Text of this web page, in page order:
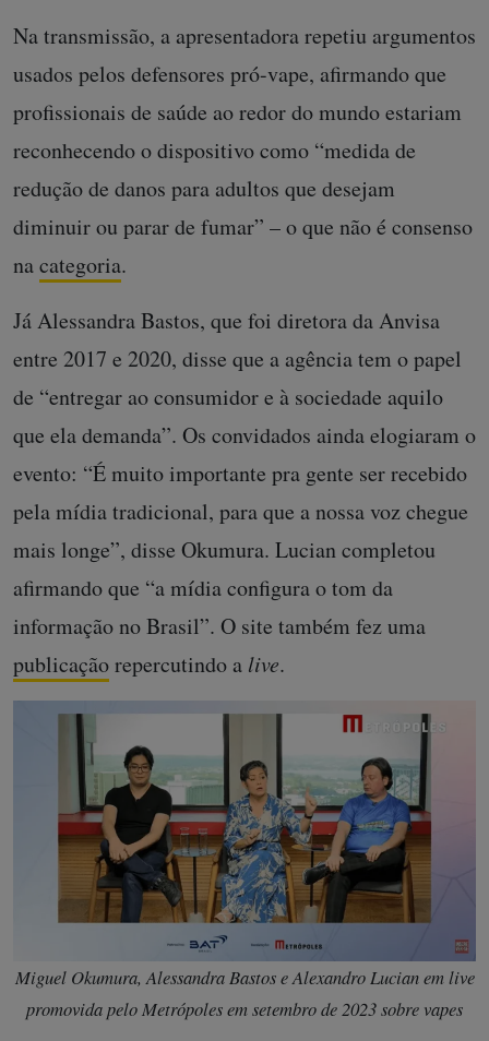
Na transmissão, a apresentadora repetiu argumentos
usados pelos defensores pró-vape, afirmando que
profissionais de saúde ao redor do mundo estariam
reconhecendo o dispositivo como “medida de
redução de danos para adultos que desejam
diminuir ou parar de fumar” – o que não é consenso
nacategoria.
Já Alessandra Bastos, que foi diretora da Anvisa
entre 2017 e 2020, disse que a agência tem o papel
de “entregar ao consumidor e à sociedade aquilo
que ela demanda”. Os convidados ainda elogiaram o
evento: “É muito importante pra gente ser recebido
pela mídia tradicional, para que a nossa voz chegue
mais longe”, disse Okumura. Lucian completou
afirmando que “a mídia configura o tom da
informação no Brasil”. O site também fez uma
publicaçãorepercutindo a live.
Miguel Okumura, Alessandra Bastos e Alexandro Lucian em live
promovida pelo Metrópoles em setembro de 2023 sobre vapes